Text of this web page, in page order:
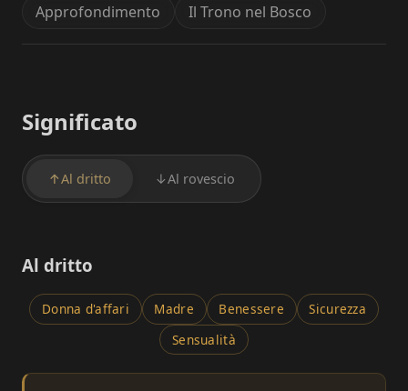
Approfondimento
Il Trono nel Bosco
Significato
↑Al dritto ↓Al rovescio
Al dritto
Donna d'affari Madre Benessere
Sicurezza
Sensualità